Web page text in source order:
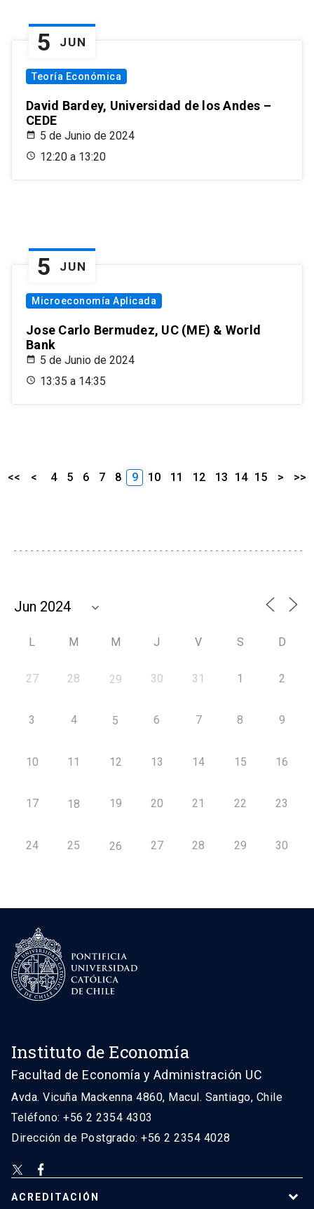
5 JUN
Teoría Económica
David Bardey, Universidad de los Andes –
CEDE
5 de Junio de 2024
12:20 a 13:20
5 JUN
Microeconomía Aplicada
Jose Carlo Bermudez, UC (ME) & World
Bank
5 de Junio de 2024
13:35 a 14:35
<< < 4 5 6 7 8 9 10 11 12 13 14 15 > >>
L M M J V S D
27 28 29 30 31 1 2
3 4 5 6 7 8 9
10 11 12 13 14 15 16
17 18 19 20 21 22 23
24 25 26 27 28 29 30
Instituto de Economía
Facultad de Economía y Administración UC
Avda. Vicuña Mackenna 4860, Macul. Santiago, Chile
Teléfono: +56 2 2354 4303
Dirección de Postgrado: +56 2 2354 4028
ACREDITACIÓN